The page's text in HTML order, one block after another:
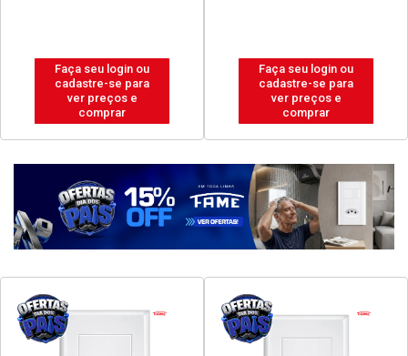
Faça seu login ou
cadastre-se para
ver preços e
comprar
Faça seu login ou
cadastre-se para
ver preços e
comprar